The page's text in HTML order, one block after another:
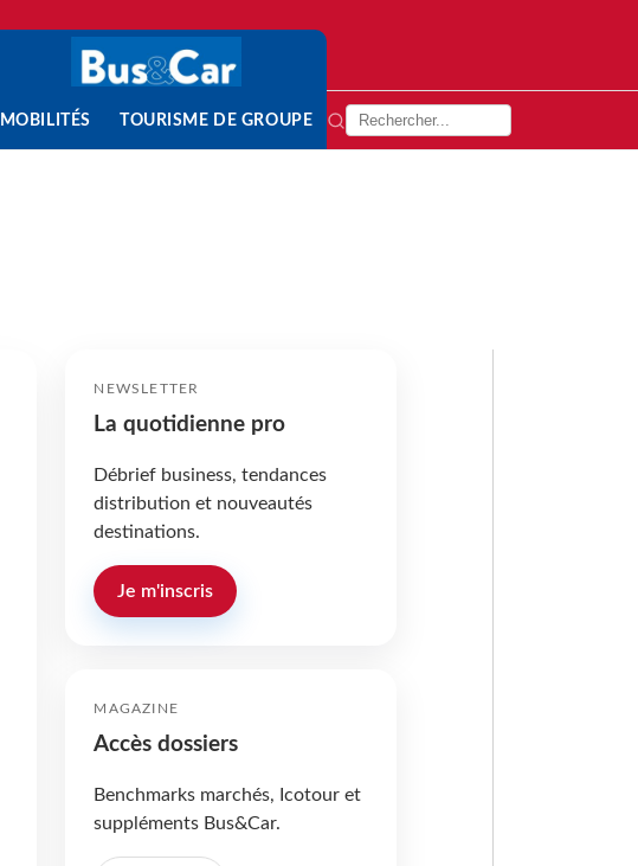
MOBILITÉS TOURISME DE GROUPE
NEWSLETTER
La quotidienne pro
Débrief business, tendances
distribution et nouveautés
destinations.
Je m'inscris
MAGAZINE
Accès dossiers
Benchmarks marchés, Icotour et
suppléments Bus&Car.